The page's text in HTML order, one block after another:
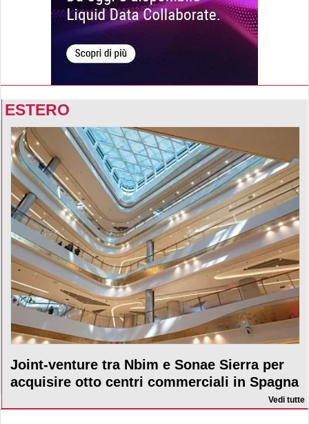
ESTERO
Joint-venture tra Nbim e Sonae Sierra per
acquisire otto centri commerciali in Spagna
Vedi tutte